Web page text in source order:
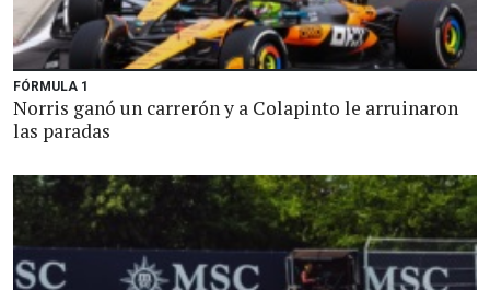
FÓRMULA 1
Norris ganó un carrerón y a Colapinto le arruinaron
las paradas